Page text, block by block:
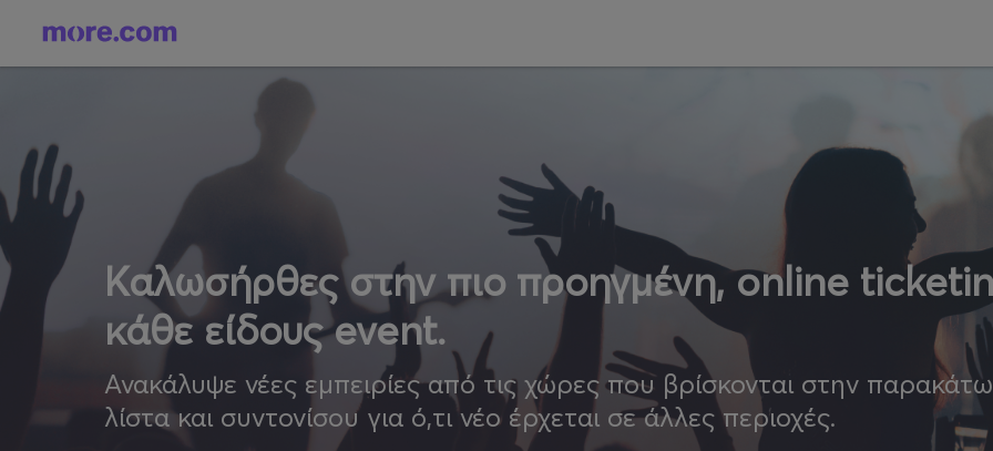
Καλωσήρθες στην πιο προηγμένη, online
κάθε είδους event.
Ανακάλυψε νέες εμπειρίες από τις χώρες που βρίσκονται στην παρακάτω
λίστα και συντονίσου για ό,τι νέο έρχεται σε άλλες περιοχές.